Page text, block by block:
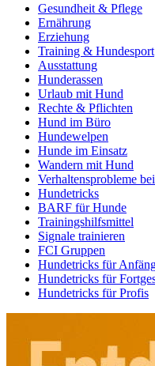
Gesundheit & Pflege
Ernährung
Erziehung
Training & Hundesport
Ausstattung
Hunderassen
Urlaub mit Hund
Rechte & Pflichten
Hund im Büro
Hundewelpen
Hunde im Einsatz
Wandern mit Hund
Verhaltensprobleme
Hundetricks
BARF für Hunde
Trainingshilfsmittel
Signale trainieren
FCI Gruppen
Hundetricks für
Hundetricks für
Hundetricks für Profis